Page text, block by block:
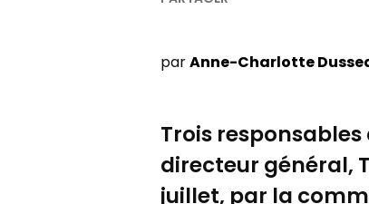
parAnne-Charlotte
Trois
directeur général,
juillet, par la